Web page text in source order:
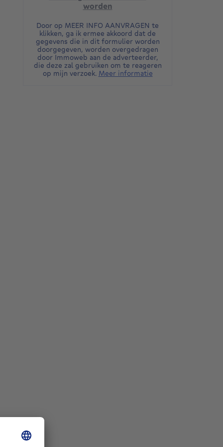
worden
Door op MEER INFO AANVRAGEN te
klikken, ga ik ermee akkoord dat de
gegevens die in dit formulier worden
doorgegeven, worden overgedragen
door Immoweb aan de adverteerder,
die deze zal gebruiken om te reageren
op mijn verzoek. Meer informatie